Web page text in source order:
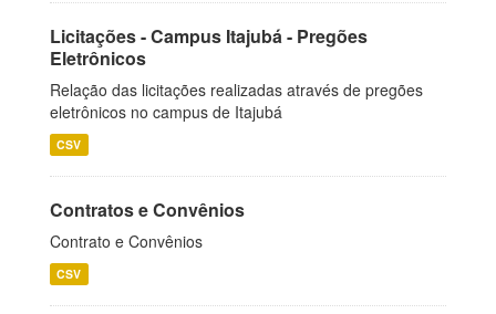
Licitações - Campus Itajubá - Pregões
Eletrônicos
Relação das licitações realizadas através de pregões
eletrônicos no campus de Itajubá
CSV
Contratos e Convênios
Contrato e Convênios
CSV